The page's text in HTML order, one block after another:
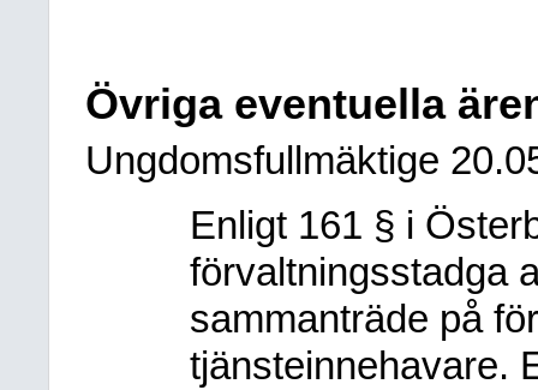
Övriga eventuella
Ungdomsfullmäktige
Enligt 161 § i
förvaltningsstadga
sammanträde på
tjänsteinnehavare.